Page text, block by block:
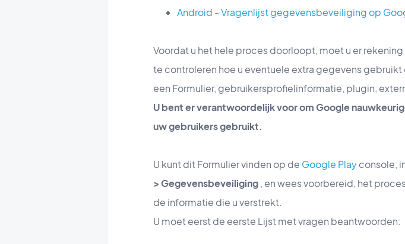
Android - Vragenlijst gegevensbeveiliging op
Voordat u het hele proces doorloopt, moet u er
te controleren hoe u eventuele extra gegevens
een Formulier, gebruikersprofielinformatie, plugin,
U bent er verantwoordelijk voor om Google
uw gebruikers gebruikt.
U kunt dit Formulier vinden op de Google Playconsole,
> Gegevensbeveiliging , en wees voorbereid, het
de informatie die u verstrekt.
U moet eerst de eerste Lijst met vragen beantwoorden: